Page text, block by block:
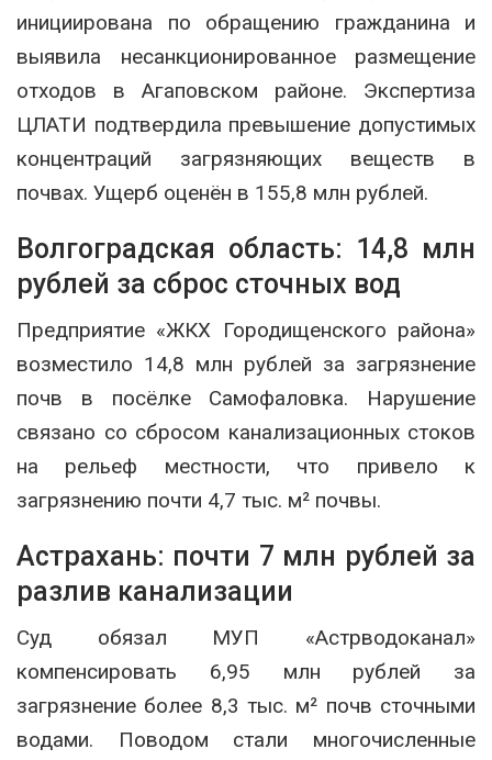
инициирована по обращению гражданина и
выявила несанкционированное размещение
отходов в Агаповском районе. Экспертиза
ЦЛАТИ подтвердила превышение допустимых
концентраций загрязняющих веществ в
почвах. Ущерб оценён в 155,8 млн рублей.
Волгоградская область: 14,8 млн
рублей за сброс сточных вод
Предприятие «ЖКХ Городищенского района»
возместило 14,8 млн рублей за загрязнение
почв в посёлке Самофаловка. Нарушение
связано со сбросом канализационных стоков
на рельеф местности, что привело к
загрязнению почти 4,7 тыс. м² почвы.
Астрахань: почти 7 млн рублей за
разлив канализации
Суд обязал МУП «Астрводоканал»
компенсировать 6,95 млн рублей за
загрязнение более 8,3 тыс. м² почв сточными
водами. Поводом стали многочисленные